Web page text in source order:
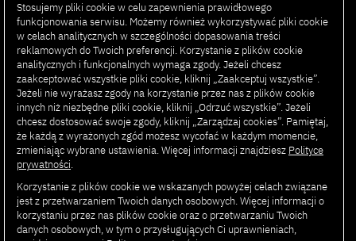
mediach. Karierę rozpoczynał jako dziennikarz, by z
czasem skoncentrować się na budowaniu biznesów i
produktów internetowych. Odpowiadał za rozwój
serwisów w Agorze, a do Wirtualnej Polski dołączył w
2020 roku. Zarządzał m.in. Stroną Główną WP oraz
serwisami tematycznymi. Od dwóch lat rozwija zespoły
produktowe i technologiczne, a od stycznia 2025
odpowiada za strategię i rozwój platform wydawniczych
WP. Skupia się na budowaniu nowoczesnych,
efektywnych rozwiązań technologicznych, wspierających
działalność biznesową i redakcyjną, ze szczególnym
uwzględnieniem potrzeb Użytkowników Wirtualnej Polski.
Stosujemy pliki cookie w celu zapewnienia prawidłowego
funkcjonowania serwisu. Możemy również wykorzystywać pliki cookie
w celach analitycznych w szczególności dopasowania treści
reklamowych do Twoich preferencji. Korzystanie z plików cookie
analitycznych i funkcjonalnych wymaga zgody. Jeżeli chcesz
zaakceptować wszystkie pliki cookie, kliknij „Zaakceptuj wszystkie”.
Jeżeli nie wyrażasz zgody na korzystanie przez nas z plików cookie
innych niż niezbędne pliki cookie, kliknij „Odrzuć wszystkie”. Jeżeli
chcesz dostosować swoje zgody, kliknij „Zarządzaj cookies”. Pamiętaj,
że każdą z wyrażonych zgód możesz wycofać w każdym momencie,
zmieniając wybrane ustawienia. Więcej informacji znajdziesz Polityce
prywatności.
Korzystanie z plików cookie we wskazanych powyżej celach związane
jest z przetwarzaniem Twoich danych osobowych. Więcej informacji o
korzystaniu przez nas plików cookie oraz o przetwarzaniu Twoich
danych osobowych, w tym o przysługujących Ci uprawnieniach,